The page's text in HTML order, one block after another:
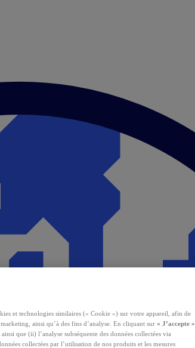
et technologies similaires (« Cookie ») sur votre appareil, afin de
ainsi qu’à des fins d’analyse. En cliquant sur « J’accepte »
que (ii) l’analyse subséquente des données collectées via
collectées par l’utilisation de nos produits et les mesures